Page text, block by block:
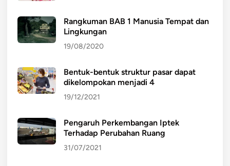
Rangkuman BAB 1 Manusia Tempat dan
Lingkungan
19/08/2020
Bentuk-bentuk struktur pasar dapat
dikelompokan menjadi 4
19/12/2021
Pengaruh Perkembangan Iptek
Terhadap Perubahan Ruang
31/07/2021